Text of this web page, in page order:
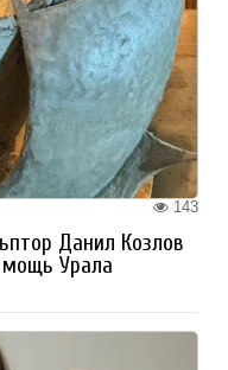
143
Данил Козлов
Урала